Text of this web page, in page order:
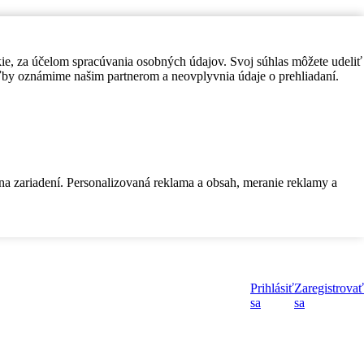
za účelom spracúvania osobných údajov. Svoj súhlas môžete udeliť
oznámime našim partnerom a neovplyvnia údaje o prehliadaní.
Personalizovaná reklama a obsah, meranie reklamy a
Prihlásiť
sa
Zaregistrovať
sa